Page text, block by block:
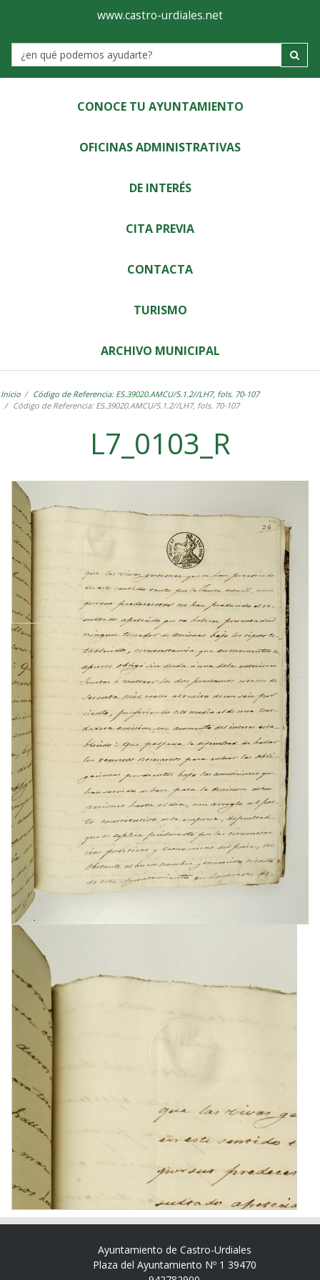
Ayuntamiento
de
Castro-
Urdiales
www.castro-urdiales.net
Label
CONOCE TU AYUNTAMIENTO
OFICINAS ADMINISTRATIVAS
DE INTERÉS
CITA PREVIA
CONTACTA
TURISMO
ARCHIVO MUNICIPAL
Inicio
Código de Referencia: ES.39020.AMCU/5.1.2//LH7, fols. 70-107
Código de Referencia: ES.39020.AMCU/5.1.2//LH7, fols. 70-107
L7_0103_R
Ayuntamiento de Castro-Urdiales
Plaza del Ayuntamiento Nº 1 39470